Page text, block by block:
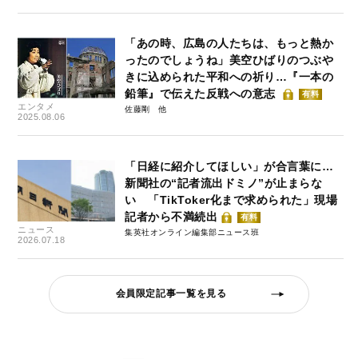
エンタメ
2025.08.06
「あの時、広島の人たちは、もっと熱か
ったのでしょうね」美空ひばりのつぶや
きに込められた平和への祈り…『一本の
鉛筆』で伝えた反戦への意志
有料
佐藤剛
ニュース
2026.07.18
「日経に紹介してほしい」が合言葉に…
新聞社の“記者流出ドミノ”が止まらな
い 「TikToker化まで求められた」現場
記者から不満続出
有料
集英社オンライン編集部ニュース班
会員限定記事一覧を見る